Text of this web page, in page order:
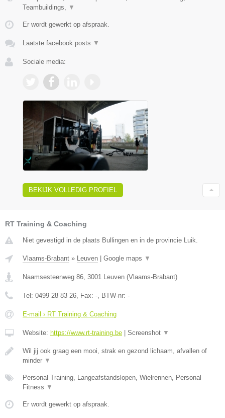
Teambuildings,
▼
Er wordt gewerkt op afspraak.
Laatste facebook posts ▼
Sociale media:
BEKIJK VOLLEDIG PROFIEL
RT Training & Coaching
Niet gevestigd in de plaats Bullingen en in de provincie Luik.
Vlaams-Brabant » Leuven | Google maps ▼
Naamsesteenweg 86 3001 Leuven (Vlaams-Brabant)
Tel: 0499 28 83 26 , Fax: - , BTW-nr: -
E-mail › RT Training & Coaching
Website: https://www.rt-training.be | Screenshot ▼
Wil jij ook graag een mooi, strak en gezond lichaam, afvallen of
minder ▼
Personal Training, Langeafstandslopen, Wielrennen, Personal
Fitness ▼
Er wordt gewerkt op afspraak.